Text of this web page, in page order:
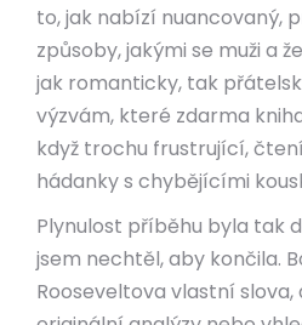
to, jak nabízí nuancovaný,
způsoby, jakými se muži a
jak romanticky, tak
výzvám, které zdarma
když trochu frustrující,
hádanky s chybějícími
Plynulost příběhu byla tak
jsem nechtěl, aby končila.
Rooseveltova vlastní